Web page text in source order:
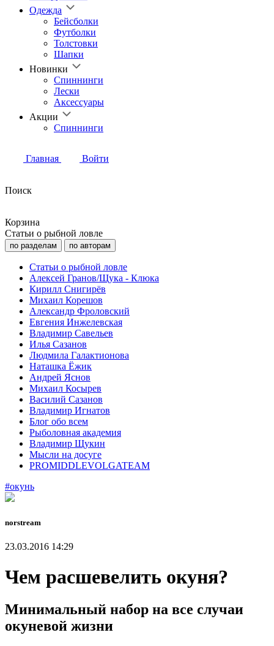
Одежда
Бейсболки
Футболки
Толстовки
Шапки
Новинки
Спиннинги
Лески
Аксессуары
Акции
Спиннинги
Главная Войти
Поиск
Корзина
Статьи о рыбной ловле
по разделам по авторам
Статьи о рыбной ловле
Алексей Гранов/Щука - Клюка
Кирилл Снигирёв
Михаил Корешов
Александр Фроловский
Евгения Инжелевская
Владимир Савельев
Илья Сазанов
Людмила Галактионова
Наташка Ёжик
Андрей Яснов
Михаил Косырев
Василий Сазанов
Владимир Игнатов
Блог обо всем
Рыболовная академия
Владимир Щукин
Мысли на досуге
PROMIDDLEVOLGATEAM
#окунь
norstream
23.03.2016 14:29
Чем расшевелить окуня?
Минимальный набор на все случаи
окуневой жизни